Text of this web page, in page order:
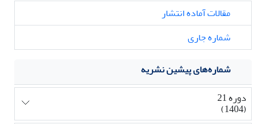
مقالات آماده انتشار
شماره جاری
شماره‌های پیشین نشریه
دوره 21
(1404)